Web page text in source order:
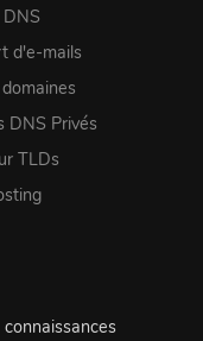
d'e-mails
DNS Privés
TLDs